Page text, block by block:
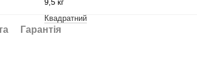
9,5 кг
Квадратний
Гарантія